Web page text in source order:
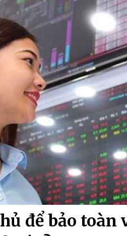
để bảo toàn